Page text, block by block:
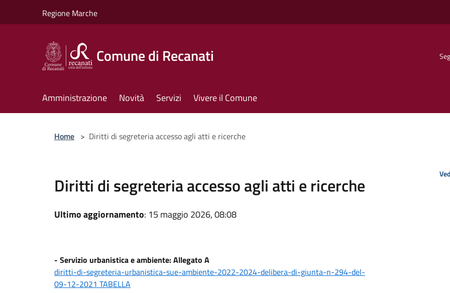
Regione Marche
Comune di Recanati
Amministrazione Novità Servizi Vivere il Comune
Home > Diritti di segreteria accesso agli atti e ricerche
Diritti di segreteria accesso agli atti e ricerche
Ultimo aggiornamento: 15 maggio 2026, 08:08
- Servizio urbanistica e ambiente: Allegato A
diritti-di-segreteria-urbanistica-sue-ambiente-2022-2024-delibera-di-giunta-n-294-del-
09-12-2021 TABELLA